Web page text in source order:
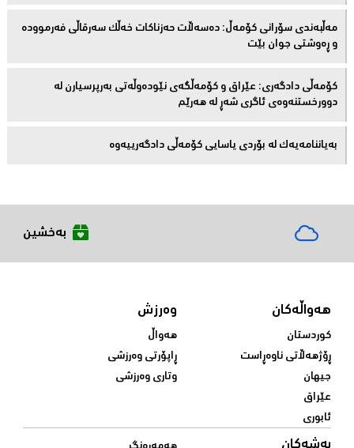
مەڵبەندى سۆرانى کۆمەڵ: دەسەڵات حەزناکات خەڵک سەرقاڵى فەرموودە
و ڕەوشتى جوان بێت
کۆمەڵى دادگەرى: عێراق و كۆمەڵگەی نێودەوڵەتی بەرپرسیارن لە
دوورخستنەوەى ئاگری شەڕ لە هەرێم
بەیاننامەیەک لە بۆردی یاسایی کۆمەڵی دادگەرییەوە
بەخشین
هەواڵەکان
کوردستان
ڕۆژهەڵاتی ناوەڕاست
جیهان
عێراق
ئابوری
وەرزش
هەواڵ
ڕاپۆرتی وەرزشی
وتاری وەرزشی